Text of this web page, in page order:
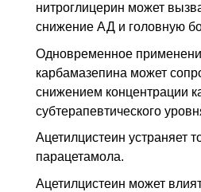
нитроглицерин может
снижение АД и головную
Одновременное
карбамазепина может
снижением концентрации
субтерапевтического
Ацетилцистеин устраняет
парацетамола.
Ацетилцистеин может